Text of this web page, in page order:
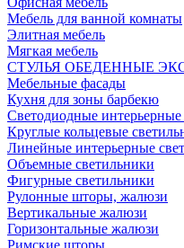
Мебель для ванной комнаты
Элитная мебель
Мягкая мебель
СТУЛЬЯ ОБЕДЕННЫЕ
Мебельные фасады
Кухня для зоны барбекю
Светодиодные интерьерные
Круглые кольцевые
Линейные интерьерные
Объемные светильники
Фигурные светильники
Рулонные шторы, жалюзи
Вертикальные жалюзи
Горизонтальные жалюзи
Римские шторы